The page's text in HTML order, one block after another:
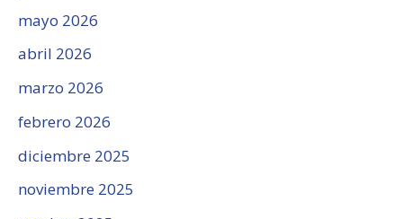
mayo 2026
abril 2026
marzo 2026
febrero 2026
diciembre 2025
noviembre 2025